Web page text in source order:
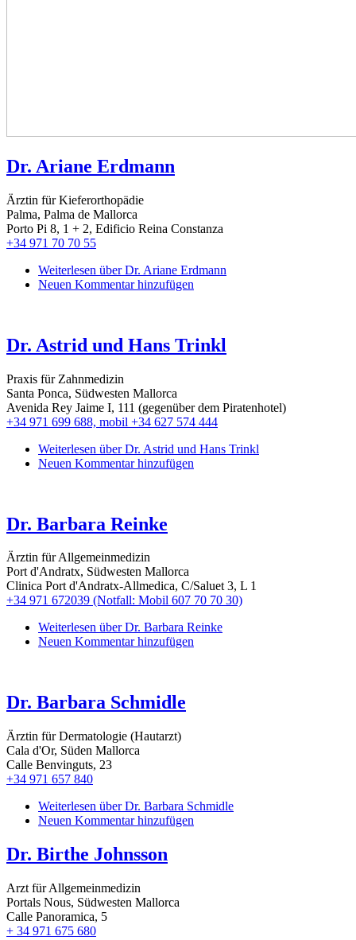
Dr. Ariane Erdmann
Ärztin für Kieferorthopädie
Palma, Palma de Mallorca
Porto Pi 8, 1 + 2, Edificio Reina Constanza
+34 971 70 70 55
Weiterlesen über Dr. Ariane Erdmann
Neuen Kommentar hinzufügen
Dr. Astrid und Hans Trinkl
Praxis für Zahnmedizin
Santa Ponca, Südwesten Mallorca
Avenida Rey Jaime I, 111 (gegenüber dem Piratenhotel)
+34 971 699 688, mobil +34 627 574 444
Weiterlesen über Dr. Astrid und Hans Trinkl
Neuen Kommentar hinzufügen
Dr. Barbara Reinke
Ärztin für Allgemeinmedizin
Port d'Andratx, Südwesten Mallorca
Clinica Port d'Andratx-Allmedica, C/Saluet 3, L 1
+34 971 672039 (Notfall: Mobil 607 70 70 30)
Weiterlesen über Dr. Barbara Reinke
Neuen Kommentar hinzufügen
Dr. Barbara Schmidle
Ärztin für Dermatologie (Hautarzt)
Cala d'Or, Süden Mallorca
Calle Benvinguts, 23
+34 971 657 840
Weiterlesen über Dr. Barbara Schmidle
Neuen Kommentar hinzufügen
Dr. Birthe Johnsson
Arzt für Allgemeinmedizin
Portals Nous, Südwesten Mallorca
Calle Panoramica, 5
+ 34 971 675 680